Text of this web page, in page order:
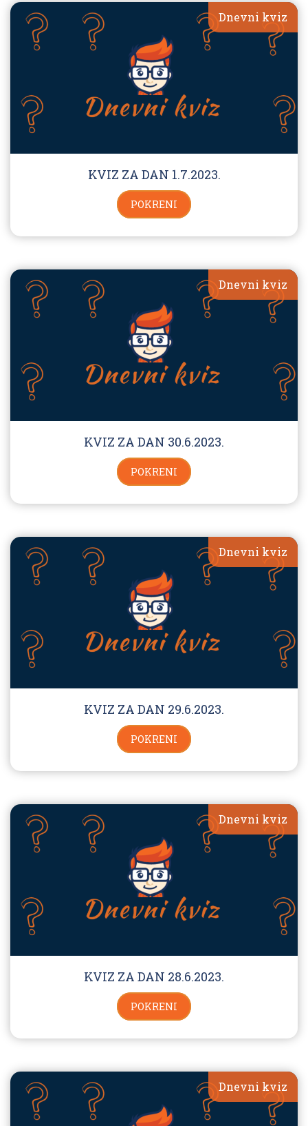
Dnevni kviz
KVIZ ZA DAN 1.7.2023.
POKRENI
Dnevni kviz
KVIZ ZA DAN 30.6.2023.
POKRENI
Dnevni kviz
KVIZ ZA DAN 29.6.2023.
POKRENI
Dnevni kviz
KVIZ ZA DAN 28.6.2023.
POKRENI
Dnevni kviz